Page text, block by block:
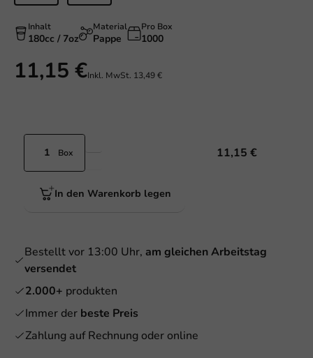
Inhalt
180cc / 7oz
Material
Pappe
Pro Box
1000
11,15 €Inkl. MwSt. 13,49 €
Box 11,15 €
In den Warenkorb legen
Bestellt vor 13:00 Uhr, am gleichen Arbeitstag
versendet
2.000+ produkten
Immer der beste Preis
Zahlung auf Rechnung oder online